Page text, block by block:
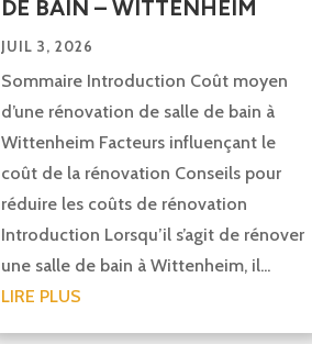
DE BAIN – WITTENHEIM
JUIL 3, 2026
Sommaire Introduction Coût moyen
d’une rénovation de salle de bain à
Wittenheim Facteurs influençant le
coût de la rénovation Conseils pour
réduire les coûts de rénovation
Introduction Lorsqu’il s’agit de rénover
une salle de bain à Wittenheim, il...
LIRE PLUS